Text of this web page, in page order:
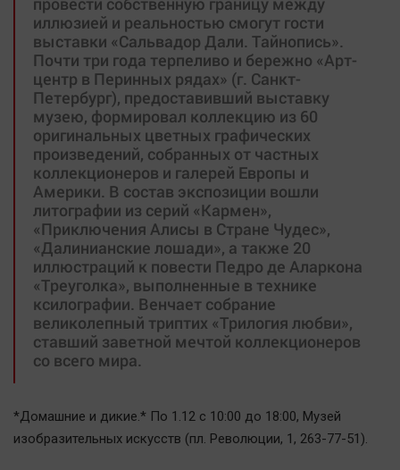
иллюзией и реальностью смогут гости
выставки «Сальвадор Дали. Тайнопись».
Почти три года терпеливо и бережно «Арт-
центр в Перинных рядах» (г. Санкт-
Петербург), предоставивший выставку
музею, формировал коллекцию из 60
оригинальных цветных графических
произведений, собранных от частных
коллекционеров и галерей Европы и
Америки. В состав экспозиции вошли
литографии из серий «Кармен»,
«Приключения Алисы в Стране Чудес»,
«Далинианские лошади», а также 20
иллюстраций к повести Педро де Аларкона
«Треуголка», выполненные в технике
ксилографии. Венчает собрание
великолепный триптих «Трилогия любви»,
ставший заветной мечтой коллекционеров
со всего мира.
*Домашние и дикие.* По 1.12 с 10:00 до 18:00, Mузей
изобразительных искусств (пл. Революции, 1, 263-77-51).